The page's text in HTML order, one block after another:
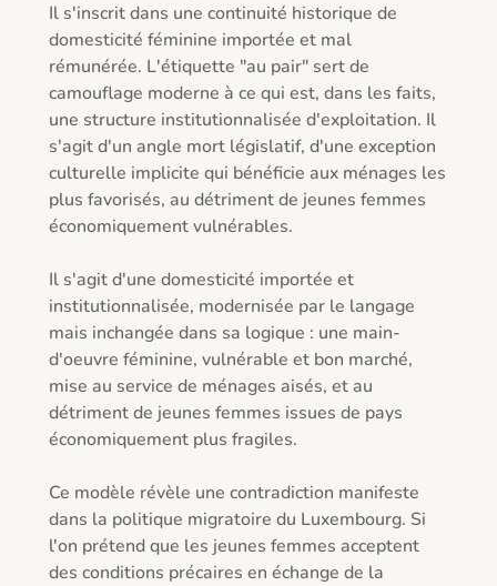
Il s'inscrit dans une continuité historique de
domesticité féminine importée et mal
rémunérée. L'étiquette "au pair" sert de
camouflage moderne à ce qui est, dans les faits,
une structure institutionnalisée d'exploitation. Il
s'agit d'un angle mort législatif, d'une exception
culturelle implicite qui bénéficie aux ménages les
plus favorisés, au détriment de jeunes femmes
économiquement vulnérables.
Il s'agit d'une domesticité importée et
institutionnalisée, modernisée par le langage
mais inchangée dans sa logique : une main-
d'oeuvre féminine, vulnérable et bon marché,
mise au service de ménages aisés, et au
détriment de jeunes femmes issues de pays
économiquement plus fragiles.
Ce modèle révèle une contradiction manifeste
dans la politique migratoire du Luxembourg. Si
l'on prétend que les jeunes femmes acceptent
des conditions précaires en échange de la